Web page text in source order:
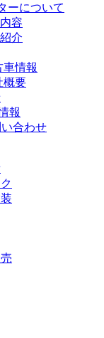
ーについて
容
介
車情報
概要
報
合わせ